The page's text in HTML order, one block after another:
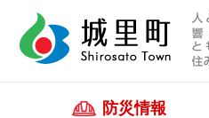
防災情報